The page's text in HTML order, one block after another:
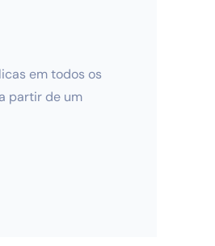
em todos os
partir de um